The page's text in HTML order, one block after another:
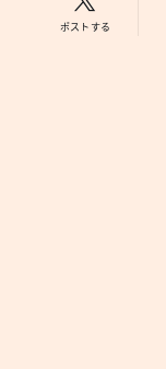
ポストする